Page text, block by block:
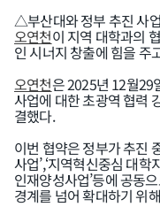
△부산대와 정부 추진 사
오연천이 지역 대학과의
인 시너지 창출에 힘을 주
오연천은 2025년 12월29
사업에 대한 초광역 협력
결했다.
이번 협약은 정부가 추진
사업’,‘지역혁신중심 대학
인재양성사업’등에 공동
경계를 넘어 확대하기 위